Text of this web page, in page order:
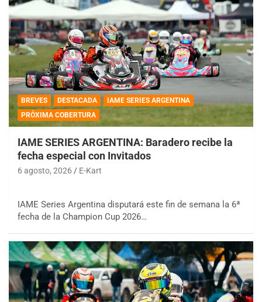
BREVES DESTACADA
IAME SERIES ARGENTINA
PRÓXIMA COBERTURA
IAME SERIES ARGENTINA: Baradero recibe la
fecha especial con Invitados
6 agosto, 2026 E-Kart
IAME Series Argentina disputará este fin de semana la 6ª
fecha de la Champion Cup 2026…